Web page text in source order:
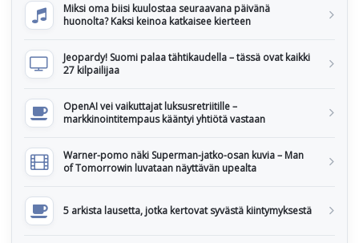
Miksi oma biisi kuulostaa seuraavana päivänä
huonolta? Kaksi keinoa katkaisee kierteen
Jeopardy! Suomi palaa tähtikaudella – tässä ovat kaikki
27 kilpailijaa
OpenAI vei vaikuttajat luksusretriitille –
markkinointitempaus kääntyi yhtiötä vastaan
Warner-pomo näki Superman-jatko-osan kuvia – Man
of Tomorrowin luvataan näyttävän upealta
5 arkista lausetta, jotka kertovat syvästä kiintymyksestä